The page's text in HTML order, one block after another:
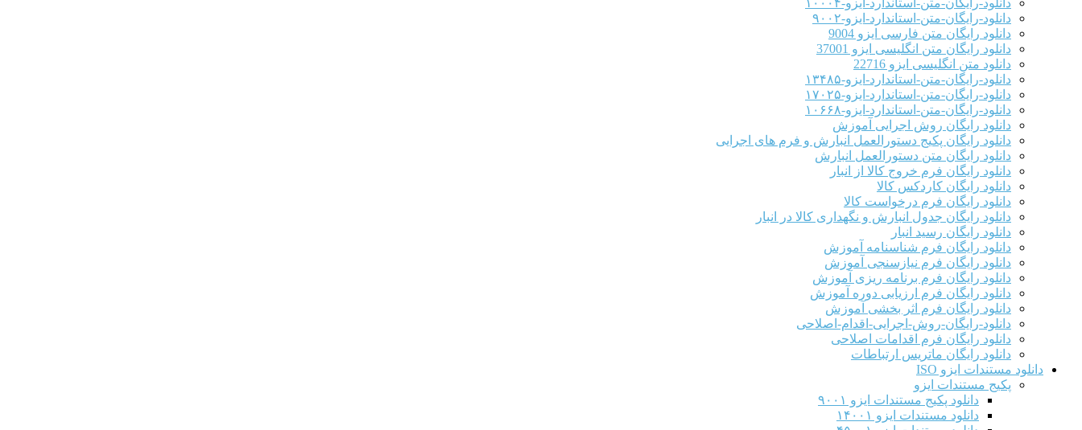
دانلود-رایگان-متن-استاندارد-ایزو-۹۰۰۲
دانلود رایگان متن فارسی ایزو 9004
دانلود رایگان متن انگلیسی ایزو 37001
دانلود متن انگلیسی ایزو 22716
دانلود-رایگان-متن-استاندارد-ایزو-۱۳۴۸۵
دانلود-رایگان-متن-استاندارد-ایزو-۱۷۰۲۵
دانلود-رایگان-متن-استاندارد-ایزو-۱۰۶۶۸
دانلود رایگان روش اجرایی آموزش
دانلود رایگان پکیج دستورالعمل انبارش و فرم های اجرایی
دانلود رایگان متن دستورالعمل انبارش
دانلود رایگان فرم خروج کالا از انبار
دانلود رایگان کاردکس کالا
دانلود رایگان فرم درخواست کالا
دانلود رایگان جدول انبارش و نگهداری کالا در انبار
دانلود رایگان رسید انبار
دانلود رایگان فرم شناسنامه آموزش
دانلود رایگان فرم نیازسنجی آموزش
دانلود رایگان فرم برنامه ریزی آموزش
دانلود رایگان فرم ارزیابی دوره آموزش
دانلود رایگان فرم اثر بخشی آموزش
دانلود-رایگان-روش-اجرایی-اقدام-اصلاحی
دانلود رایگان فرم اقدامات اصلاحی
دانلود رایگان ماتریس ارتباطات
دانلود مستندات ایزو ISO
پکیج مستندات ایزو
دانلود پکیج مستندات ایزو ۹۰۰۱
دانلود مستندات ایزو ۱۴۰۰۱